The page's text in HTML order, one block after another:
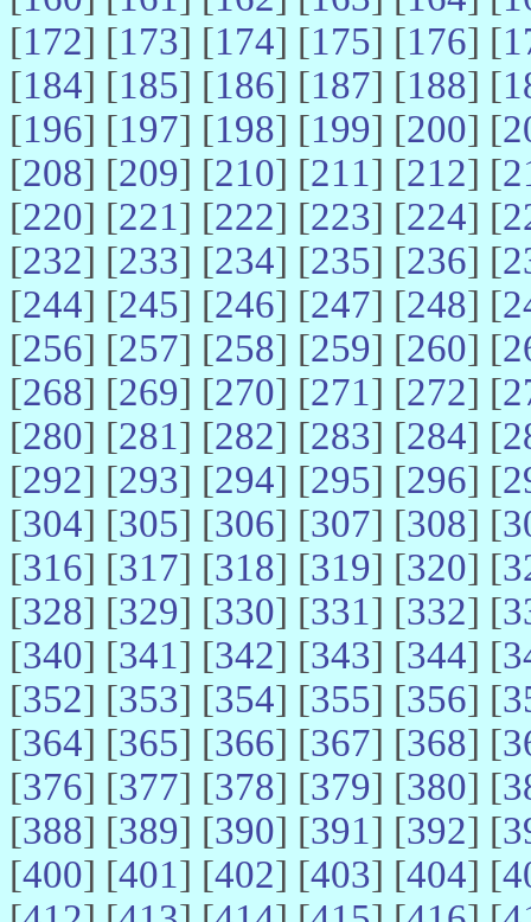
[172] [173] [174] [175] [176] [
[184] [185] [186] [187] [188] [
[196] [197] [198] [199] [200] [
[208] [209] [210] [211] [212] [
[220] [221] [222] [223] [224] [
[232] [233] [234] [235] [236] [
[244] [245] [246] [247] [248] [
[256] [257] [258] [259] [260] [
[268] [269] [270] [271] [272] [
[280] [281] [282] [283] [284] [
[292] [293] [294] [295] [296] [
[304] [305] [306] [307] [308] [
[316] [317] [318] [319] [320] [
[328] [329] [330] [331] [332] [
[340] [341] [342] [343] [344] [
[352] [353] [354] [355] [356] [
[364] [365] [366] [367] [368] [
[376] [377] [378] [379] [380] [
[388] [389] [390] [391] [392] [
[400] [401] [402] [403] [404] [